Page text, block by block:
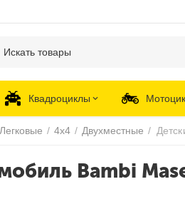
Квадроциклы
Легковые / 4х4 / Двухместные /
Bambi